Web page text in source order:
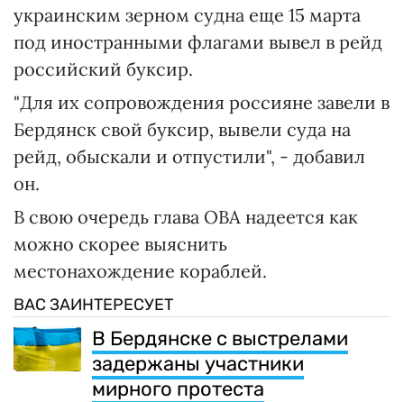
украинским зерном судна еще 15 марта
под иностранными флагами вывел в рейд
российский буксир.
"Для их сопровождения россияне завели в
Бердянск свой буксир, вывели суда на
рейд, обыскали и отпустили", - добавил
он.
В свою очередь глава ОВА надеется как
можно скорее выяснить
местонахождение кораблей.
ВАС ЗАИНТЕРЕСУЕТ
В Бердянске с выстрелами
задержаны участники
мирного протеста